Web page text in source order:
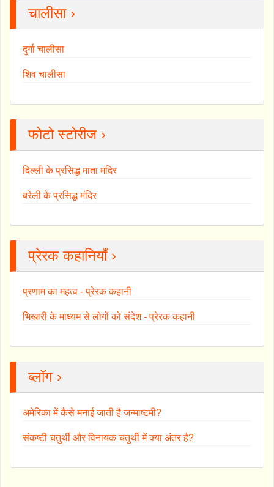
चालीसा ›
दुर्गा चालीसा
शिव चालीसा
फोटो स्टोरीज ›
दिल्ली के प्रसिद्ध माता मंदिर
बरेली के प्रसिद्ध मंदिर
प्रेरक कहानियाँ ›
प्रणाम का महत्व - प्रेरक कहानी
भिखारी के माध्यम से लोगों को संदेश - प्रेरक कहानी
ब्लॉग ›
अमेरिका में कैसे मनाई जाती है जन्माष्टमी?
संकष्टी चतुर्थी और विनायक चतुर्थी में क्या अंतर है?